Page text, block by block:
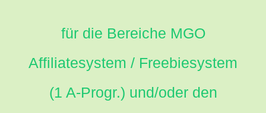
für die Bereiche MGO
Affiliatesystem / Freebiesystem
(1 A-Progr.) und/oder den